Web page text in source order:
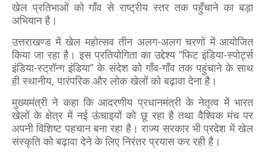
खेल प्रतिभाओं को गाँव से राष्ट्रीय स्तर तक पहुँचाने का बड़ा
अभियान है।
उत्तराखण्ड में खेल महोत्सव तीन अलग-अलग चरणों में आयोजित
किया जा रहा है। इस प्रतियोगिता का उद्देश्य ’’फिट इंडिया-स्पोर्ट्स
इंडिया-स्ट्रॉन्ग इंडिया’’ के संदेश को गाँव-गाँव तक पहुंचाने के साथ
ही स्थानीय, पारंपरिक और लोक खेलों को बढ़ावा देना है।
मुख्यमंत्री ने कहा कि आदरणीय प्रधानमंत्री के नेतृत्व में भारत
खेलों के क्षेत्र में नई ऊंचाइयों को छू रहा है तथा वैश्विक मंच पर
अपनी विशिष्ट पहचान बना रहा है। राज्य सरकार भी प्रदेश में खेल
संस्कृति को बढ़ावा देने के लिए निरंतर प्रयास कर रही है।